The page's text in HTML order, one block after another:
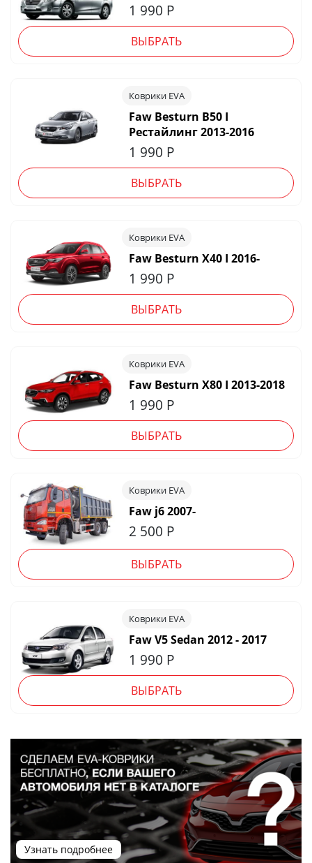
1 990 Р
ВЫБРАТЬ
Коврики EVA
Faw Besturn B50 I
Рестайлинг 2013-2016
1 990 Р
ВЫБРАТЬ
Коврики EVA
Faw Besturn X40 I 2016-
1 990 Р
ВЫБРАТЬ
Коврики EVA
Faw Besturn X80 I 2013-2018
1 990 Р
ВЫБРАТЬ
Коврики EVA
Faw j6 2007-
2 500 Р
ВЫБРАТЬ
Коврики EVA
Faw V5 Sedan 2012 - 2017
1 990 Р
ВЫБРАТЬ
Узнать подробнее